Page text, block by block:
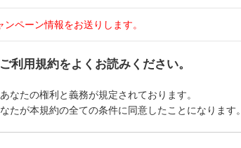
ンペーン情報をお送りします。
利用規約をよくお読みください。
なたの権利と義務が規定されております。
たが本規約の全ての条件に同意したことになります。